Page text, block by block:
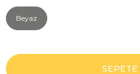
Beyaz